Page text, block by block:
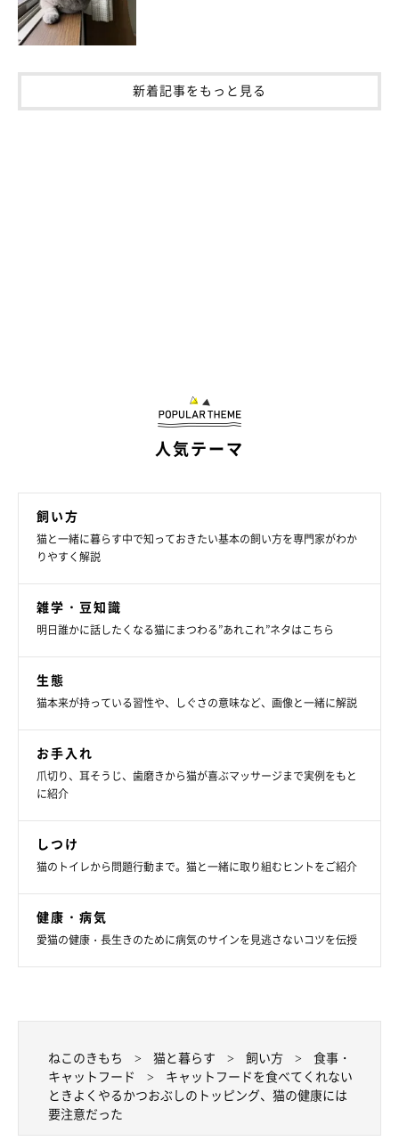
ひとつです。一方で、与えすぎてしまうと健康に影響がでるおそ
れもあるため、それぞれの食材の特徴や猫との相性を把握し、上
（監修：ねこのきもち獣医師相談室 獣医師・白山さとこ先生）
新着記事をもっと見る
人気テーマ
飼い方
猫と一緒に暮らす中で知っておきたい基本の飼い方を専門家がわか
りやすく解説
雑学・豆知識
明日誰かに話したくなる猫にまつわる”あれこれ”ネタはこちら
生態
猫本来が持っている習性や、しぐさの意味など、画像と一緒に解説
お手入れ
爪切り、耳そうじ、歯磨きから猫が喜ぶマッサージまで実例をもと
に紹介
しつけ
猫のトイレから問題行動まで。猫と一緒に取り組むヒントをご紹介
健康・病気
愛猫の健康・長生きのために病気のサインを見逃さないコツを伝授
ねこのきもち 猫と暮らす 飼い方
食事・
キャットフード
キャットフードを食べてくれない
ときよくやるかつおぶしのトッピング、猫の健康には
要注意だった